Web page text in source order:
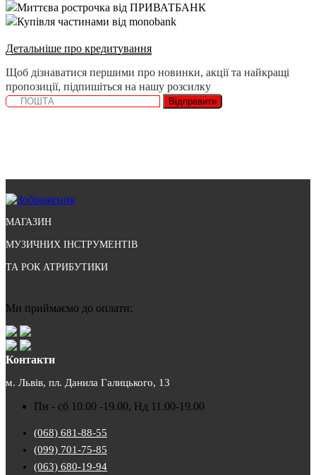
Миттєва рострочка від ПРИВАТБАНК
Купівля частинами від monobank
Детальніше про кредитування
Щоб дізнаватися першими про новинки, акції та найкращі
пропозиції, підпишіться на нашу розсилку
Відправити
МАГАЗИН
МУЗИЧНИХ ІНСТРУМЕНТІВ
ТА РОК АТРИБУТИКИ
Ми приймаємо до оплати:
Контакти
м. Львів, пл. Данила Галицького, 13
Пн - сб 10.00 -19.00, Нд 11.00-19.00
(068) 681-88-55
(099) 701-75-85
(063) 680-19-94